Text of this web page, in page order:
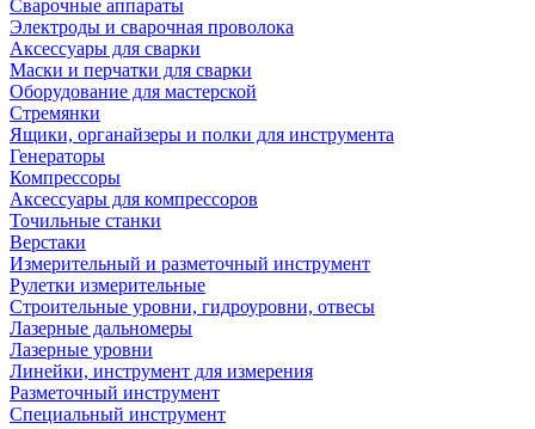
Сварочные аппараты
Электроды и сварочная проволока
Аксессуары для сварки
Маски и перчатки для сварки
Оборудование для мастерской
Стремянки
Ящики, органайзеры и полки для инструмента
Генераторы
Компрессоры
Аксессуары для компрессоров
Точильные станки
Верстаки
Измерительный и разметочный инструмент
Рулетки измерительные
Строительные уровни, гидроуровни, отвесы
Лазерные дальномеры
Лазерные уровни
Линейки, инструмент для измерения
Разметочный инструмент
Специальный инструмент